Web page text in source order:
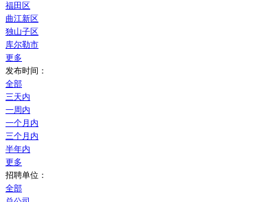
福田区
曲江新区
独山子区
库尔勒市
更多
发布时间：
全部
三天内
一周内
一个月内
三个月内
半年内
更多
招聘单位：
全部